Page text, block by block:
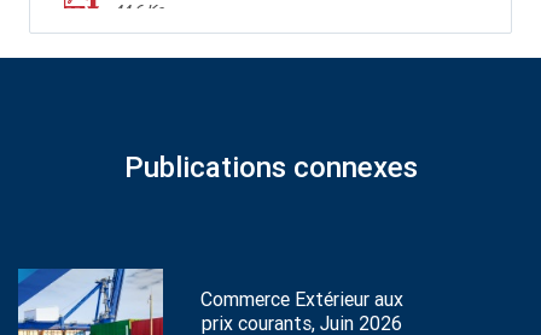
44.6 Ko
Publications connexes
Commerce Extérieur aux
prix courants, Juin 2026